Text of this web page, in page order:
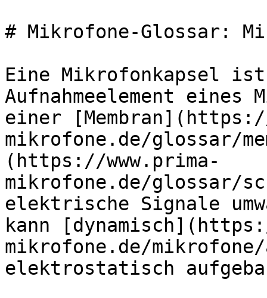
# Mikrofone-Glossar:
Eine Mikrofonkapsel
Aufnahmeelement
einer
mikrofone.de/glossar/
(https://www.prima-
mikrofone.de/glossar/
elektrische Signale
kann
mikrofone.de/
elektrostatisch